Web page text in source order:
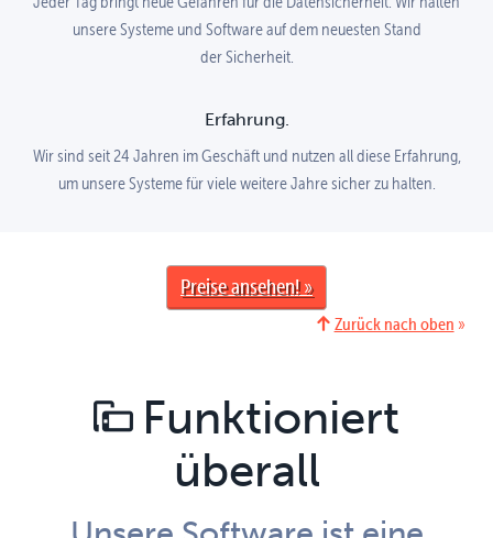
unsere Systeme und Software auf dem neuesten Stand
der Sicherheit.
Erfahrung.
Wir sind seit 24 Jahren im Geschäft und nutzen all diese Erfahrung,
um unsere Systeme für viele weitere Jahre sicher zu halten.
Preise ansehen
Zurück nach oben
Funktioniert
überall